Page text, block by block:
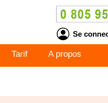
Se
Tarif A propos